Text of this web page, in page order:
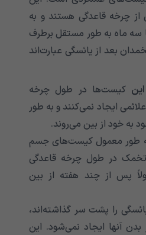
چرخه قاعدگی هستند و به
سه ماه به طور مستقل برطرف
بعد از یائسگی عبارت‌اند
کیست‌ها در طول چرخه
ایجاد نمی‌کنند و به طور
به خود از بین می‌روند.
طور معمول کیست‌های جسم
در طول چرخه قاعدگی
پس از چند هفته از بین
را پشت سر گذاشته‌اند،
آنها ایجاد نمی‌شود. این